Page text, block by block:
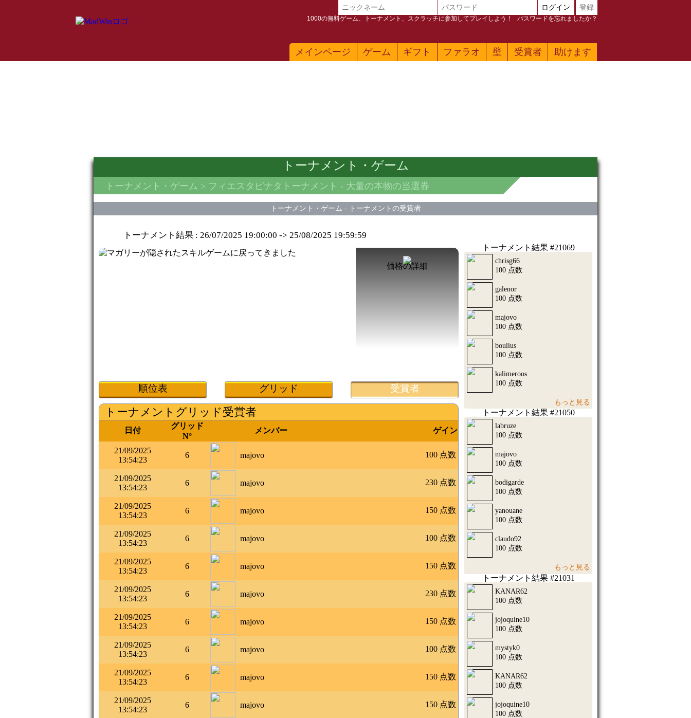
メインページ ゲーム ギフト ファラオ 壁 受賞者 助けます
ログイン 登録
1000の無料ゲーム、トーナメント、スクラッチに参加してプレイしよう！ パスワードを忘れましたか？
トーナメント・ゲーム
トーナメント・ゲーム > フィエスタピナタトーナメント - 大量の本物の当選券
トーナメント・ゲーム - トーナメントの受賞者
トーナメント結果 :26/07/2025 19:00:00 ->25/08/2025 19:59:59
価格の詳細
順位表 グリッド 受賞者
トーナメントグリッド受賞者
日付
グリッド
N°
メンバー ゲイン
21/09/2025
13:54:23
6 majovo 100 点数
21/09/2025
13:54:23
6 majovo 230 点数
21/09/2025
13:54:23
6 majovo 150 点数
21/09/2025
13:54:23
6 majovo 100 点数
21/09/2025
13:54:23
6 majovo 150 点数
21/09/2025
13:54:23
6 majovo 230 点数
21/09/2025
13:54:23
6 majovo 150 点数
21/09/2025
13:54:23
6 majovo 100 点数
21/09/2025
13:54:23
6 majovo 150 点数
21/09/2025
13:54:23
6 majovo 150 点数
トーナメント結果 #21069
chrisg66
100 点数
galenor
100 点数
majovo
100 点数
boulius
100 点数
kalimeroos
100 点数
もっと見る
トーナメント結果 #21050
labruze
100 点数
majovo
100 点数
bodigarde
100 点数
yanouane
100 点数
claudo92
100 点数
もっと見る
トーナメント結果 #21031
KANAR62
100 点数
jojoquine10
100 点数
mystyk0
100 点数
KANAR62
100 点数
jojoquine10
100 点数